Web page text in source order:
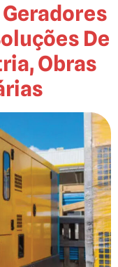
Geradores
De
Obras